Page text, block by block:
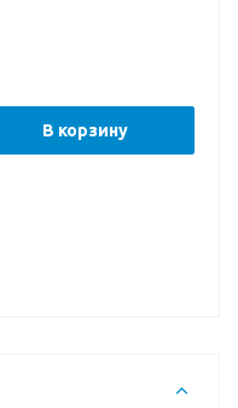
В корзину